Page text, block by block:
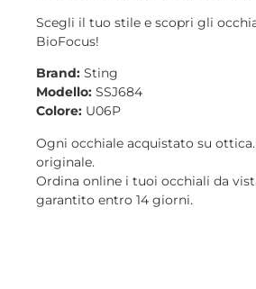
Scegli il tuo stile e scopri gli
BioFocus!
Brand: Sting
Modello: SSJ684
Colore: U06P
Ogni occhiale acquistato su
originale.
Ordina online i tuoi occhiali da
garantito entro 14 giorni.